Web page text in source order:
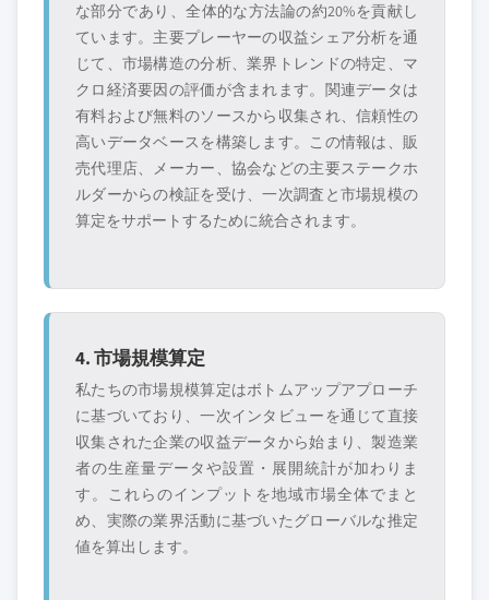
な部分であり、全体的な方法論の約20%を貢献し
ています。主要プレーヤーの収益シェア分析を通
じて、市場構造の分析、業界トレンドの特定、マ
クロ経済要因の評価が含まれます。関連データは
有料および無料のソースから収集され、信頼性の
高いデータベースを構築します。この情報は、販
売代理店、メーカー、協会などの主要ステークホ
ルダーからの検証を受け、一次調査と市場規模の
算定をサポートするために統合されます。
4. 市場規模算定
私たちの市場規模算定はボトムアップアプローチ
に基づいており、一次インタビューを通じて直接
収集された企業の収益データから始まり、製造業
者の生産量データや設置・展開統計が加わりま
す。これらのインプットを地域市場全体でまと
め、実際の業界活動に基づいたグローバルな推定
値を算出します。